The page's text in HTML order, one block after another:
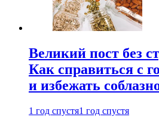
Великий пост без
Как справиться с
и избежать
1 год спустя1 год спустя